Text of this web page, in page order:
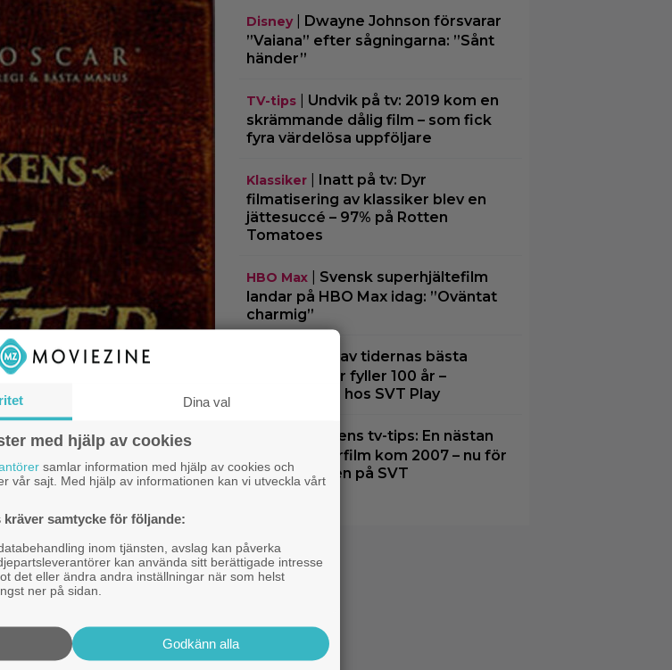
Disney| Dwayne Johnson försvarar
”Vaiana” efter sågningarna: ”Sånt
händer”
TV-tips| Undvik på tv: 2019 kom en
skrämmande dålig film – som fick
fyra värdelösa uppföljare
Klassiker| Inatt på tv: Dyr
filmatisering av klassiker blev en
jättesuccé – 97% på Rotten
Tomatoes
HBO Max| Svensk superhjältefilm
landar på HBO Max idag: ”Oväntat
charmig”
En av tidernas bästa
komedifilmer fyller 100 år –
streama den hos SVT Play
Kvällens tv-tips: En nästan
perfekt Pixarfilm kom 2007 – nu för
första gången på SVT
Dina val
med hjälp av cookies
samlar information med hjälp av cookies och
vår sajt. Med hjälp av informationen kan vi utveckla vårt
samtycke för följande:
inom tjänsten, avslag kan påverka
kan använda sitt berättigade intresse
det eller ändra andra inställningar när som helst
ner på sidan.
Godkänn alla